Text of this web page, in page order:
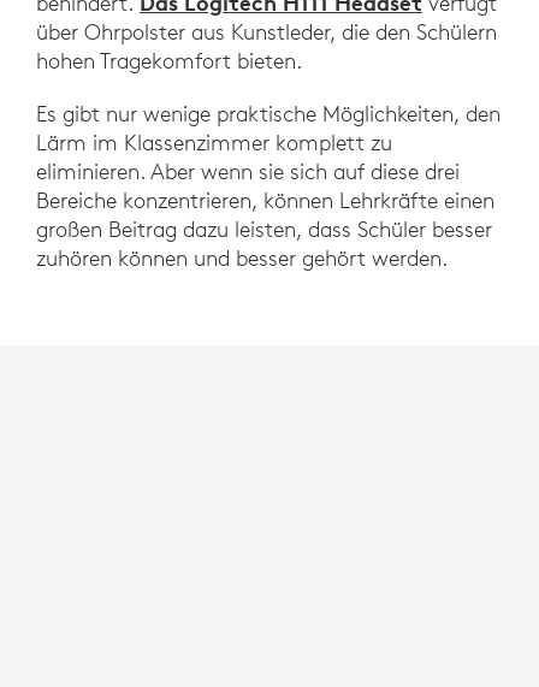
über Ohrpolster aus Kunstleder, die den Schülern
hohen Tragekomfort bieten.
Es gibt nur wenige praktische Möglichkeiten, den
Lärm im Klassenzimmer komplett zu
eliminieren. Aber wenn sie sich auf diese drei
Bereiche konzentrieren, können Lehrkräfte einen
großen Beitrag dazu leisten, dass Schüler besser
zuhören können und besser gehört werden.